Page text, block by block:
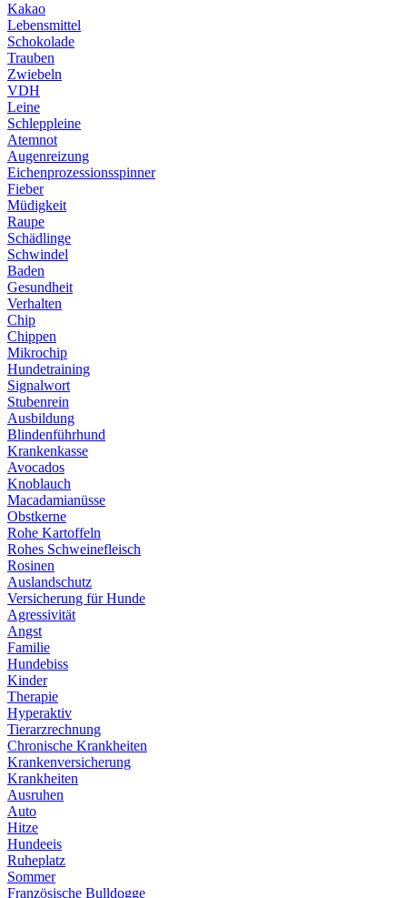
Kakao
Lebensmittel
Schokolade
Trauben
Zwiebeln
VDH
Leine
Schleppleine
Atemnot
Augenreizung
Eichenprozessionsspinner
Fieber
Müdigkeit
Raupe
Schädlinge
Schwindel
Baden
Gesundheit
Verhalten
Chip
Chippen
Mikrochip
Hundetraining
Signalwort
Stubenrein
Ausbildung
Blindenführhund
Krankenkasse
Avocados
Knoblauch
Macadamianüsse
Obstkerne
Rohe Kartoffeln
Rohes Schweinefleisch
Rosinen
Auslandschutz
Versicherung für Hunde
Agressivität
Angst
Familie
Hundebiss
Kinder
Therapie
Hyperaktiv
Tierarzrechnung
Chronische Krankheiten
Krankenversicherung
Krankheiten
Ausruhen
Auto
Hitze
Hundeeis
Ruheplatz
Sommer
Französische Bulldogge